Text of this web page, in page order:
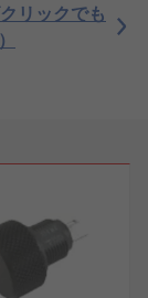
リックでも